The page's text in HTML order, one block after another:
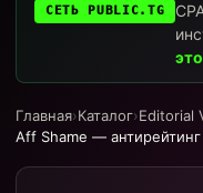
СЕТЬ PUBLIC.TG
Главная›Каталог›Editorial
Aff Shame —